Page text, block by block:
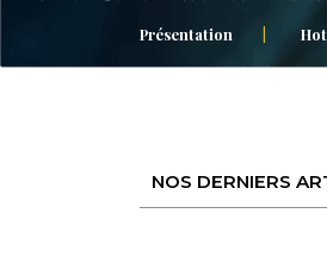
Présentation
NOS DERNIERS